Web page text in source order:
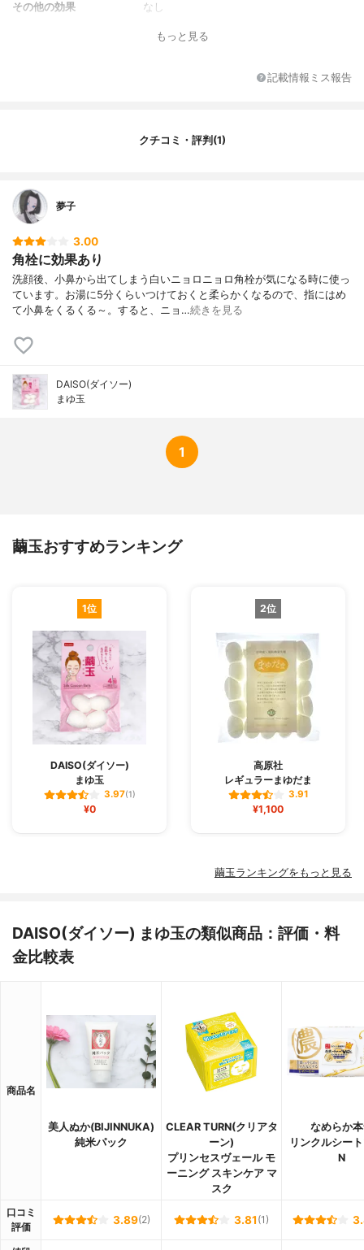
その他の効果
なし
もっと見る
記載情報ミス報告
クチコミ・評判(1)
夢子
3.00
角栓に効果あり
洗顔後、小鼻から出てしまう白いニョロニョロ角栓が気になる時に使っ
ています。お湯に5分くらいつけておくと柔らかくなるので、指にはめ
て小鼻をくるくる～。すると、ニョ…続きを見る
DAISO(ダイソー)
まゆ玉
1
繭玉おすすめランキング
1位
DAISO(ダイソー)
まゆ玉
3.97(1)
¥0
2位
高原社
レギュラーまゆだま
3.91
¥1,100
繭玉ランキングをもっと見る
DAISO(ダイソー) まゆ玉の類似商品：評価・料
金比較表
商品名
美人ぬか(BIJINNUKA)
純米パック
CLEAR TURN(クリアタ
ーン)
プリンセスヴェール モ
ーニング スキンケア マ
スク
なめらか
リンクルシー
N
口コミ
評価
3.89(2) 3.81 (1)